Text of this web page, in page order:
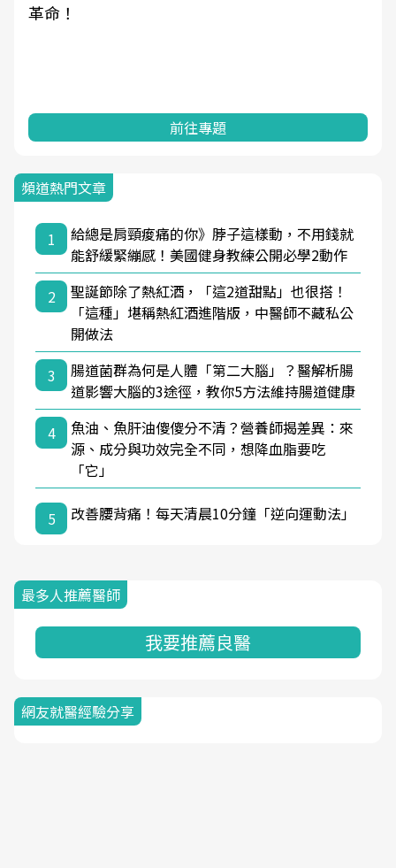
革命！
前往專題
頻道熱門文章
1
給總是肩頸痠痛的你》脖子這樣動，不用錢就
能舒緩緊繃感！美國健身教練公開必學2動作
2
聖誕節除了熱紅酒，「這2道甜點」也很搭！
「這種」堪稱熱紅酒進階版，中醫師不藏私公
開做法
3
腸道菌群為何是人體「第二大腦」？醫解析腸
道影響大腦的3途徑，教你5方法維持腸道健康
4
魚油、魚肝油傻傻分不清？營養師揭差異：來
源、成分與功效完全不同，想降血脂要吃
「它」
5 改善腰背痛！每天清晨10分鐘「逆向運動法」
最多人推薦醫師
我要推薦良醫
網友就醫經驗分享